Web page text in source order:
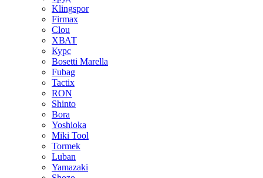
Klingspor
Firmax
Clou
XВАТ
Курс
Bosetti Marella
Fubag
Tactix
RON
Shinto
Bora
Yoshioka
Miki Tool
Tormek
Luban
Yamazaki